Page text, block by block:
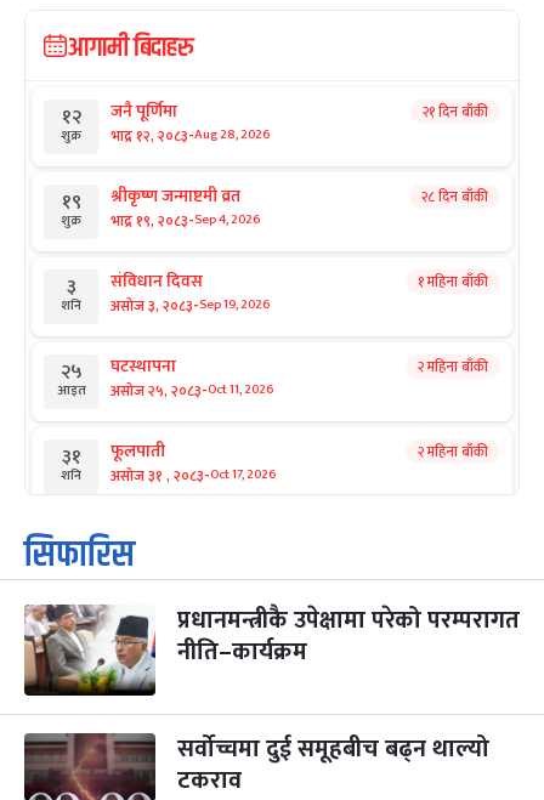
आगामी बिदाहरु
१२
शुक्र
जनै पूर्णिमा
भाद्र १२, २०८३-Aug 28, 2026
२१ दिन बाँकी
१९
शुक्र
श्रीकृष्ण जन्माष्टमी व्रत
भाद्र १९, २०८३-Sep 4, 2026
२८ दिन बाँकी
३
शनि
संविधान दिवस
असोज ३, २०८३-Sep 19, 2026
१ महिना बाँकी
२५
आइत
घटस्थापना
असोज २५, २०८३-Oct 11, 2026
२ महिना बाँकी
३१
शनि
फूलपाती
असोज ३१ , २०८३-Oct 17, 2026
२ महिना बाँकी
१
आइत
कार्तिक सङ्क्रान्ति
कार्तिक १, २०८३
३
मंगल
महानवमी
कार्तिक ३, २०८३-Oct 20, 2026
२ महिना बाँकी
४
बुध कार्तिक ४, २०८३ -Oct 21, 2026
पापा‌ङ्कुशा एकादशी व्रत
सिफारिस
प्रधानमन्त्रीकै उपेक्षामा परेको परम्परागत
नीति–कार्यक्रम
सर्वोच्चमा दुई समूहबीच बढ्न थाल्यो
टकराव